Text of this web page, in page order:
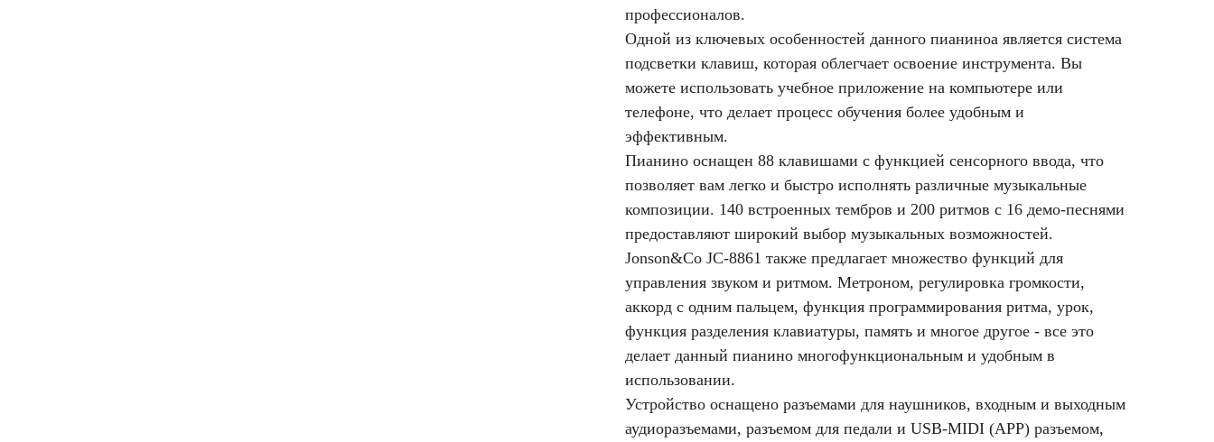
профессионалов.
Одной из ключевых особенностей данного пианиноа является система
подсветки клавиш, которая облегчает освоение инструмента. Вы
можете использовать учебное приложение на компьютере или
телефоне, что делает процесс обучения более удобным и
эффективным.
Пианино оснащен 88 клавишами с функцией сенсорного ввода, что
позволяет вам легко и быстро исполнять различные музыкальные
композиции. 140 встроенных тембров и 200 ритмов с 16 демо-песнями
предоставляют широкий выбор музыкальных возможностей.
Jonson&Co JC-8861 также предлагает множество функций для
управления звуком и ритмом. Метроном, регулировка громкости,
аккорд с одним пальцем, функция программирования ритма, урок,
функция разделения клавиатуры, память и многое другое - все это
делает данный пианино многофункциональным и удобным в
использовании.
Устройство оснащено разъемами для наушников, входным и выходным
аудиоразъемами, разъемом для педали и USB-MIDI (APP) разъемом,